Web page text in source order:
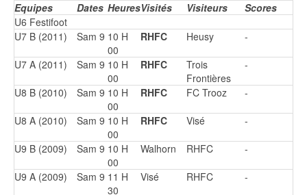
Equipes Dates HeuresVisités Visiteurs
Scores
U6 Festifoot
U7 B (2011)
Sam 9 10 H
00
RHFC Heusy -
U7 A (2011) Sam 9 10 H
00
RHFC
Trois
Frontières
-
U8 B (2010) Sam 9 10 H
00
RHFC FC Trooz -
U8 A (2010) Sam 9 10 H
00
RHFC Visé -
U9 B (2009) Sam 9 10 H
00
Walhorn RHFC -
U9 A (2009) Sam 9 11 H
30
Visé RHFC -